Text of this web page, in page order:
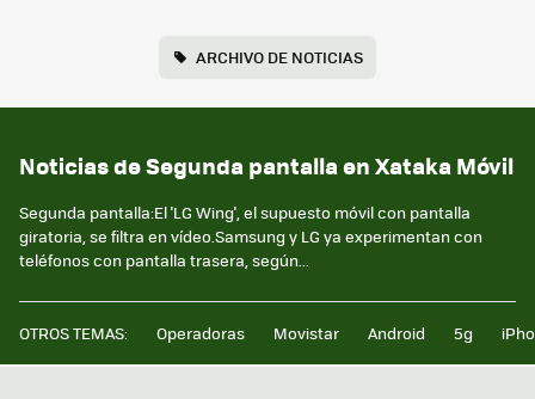
ARCHIVO DE NOTICIAS
Noticias de Segunda pantalla en Xataka Móvil
Segunda pantalla:El 'LG Wing', el supuesto móvil con pantalla
giratoria, se filtra en vídeo.Samsung y LG ya experimentan con
teléfonos con pantalla trasera, según...
OTROS TEMAS: Operadoras Movistar Android 5g